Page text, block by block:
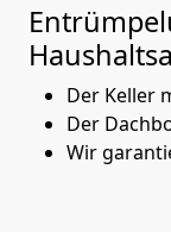
Der Keller
Der
Wir